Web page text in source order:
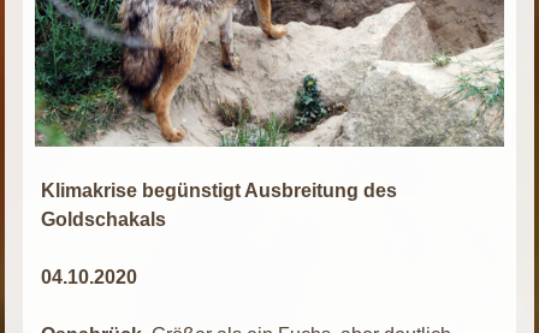
Klimakrise begünstigt Ausbreitung des
Goldschakals
04.10.2020